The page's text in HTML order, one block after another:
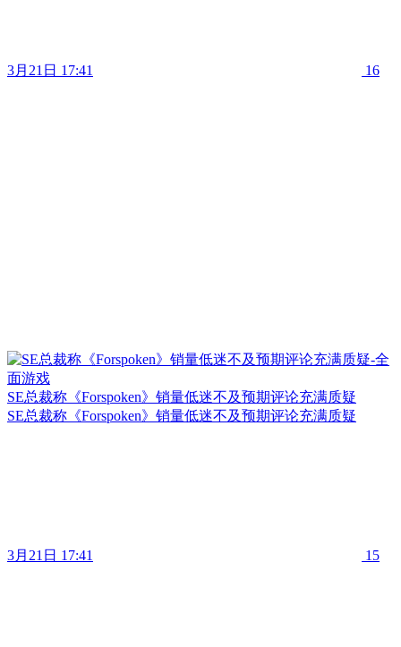
3月21日 17:41 16
SE总裁称《Forspoken》销量低迷不及预期评论充满质疑
SE总裁称《Forspoken》销量低迷不及预期评论充满质疑
3月21日 17:41 15